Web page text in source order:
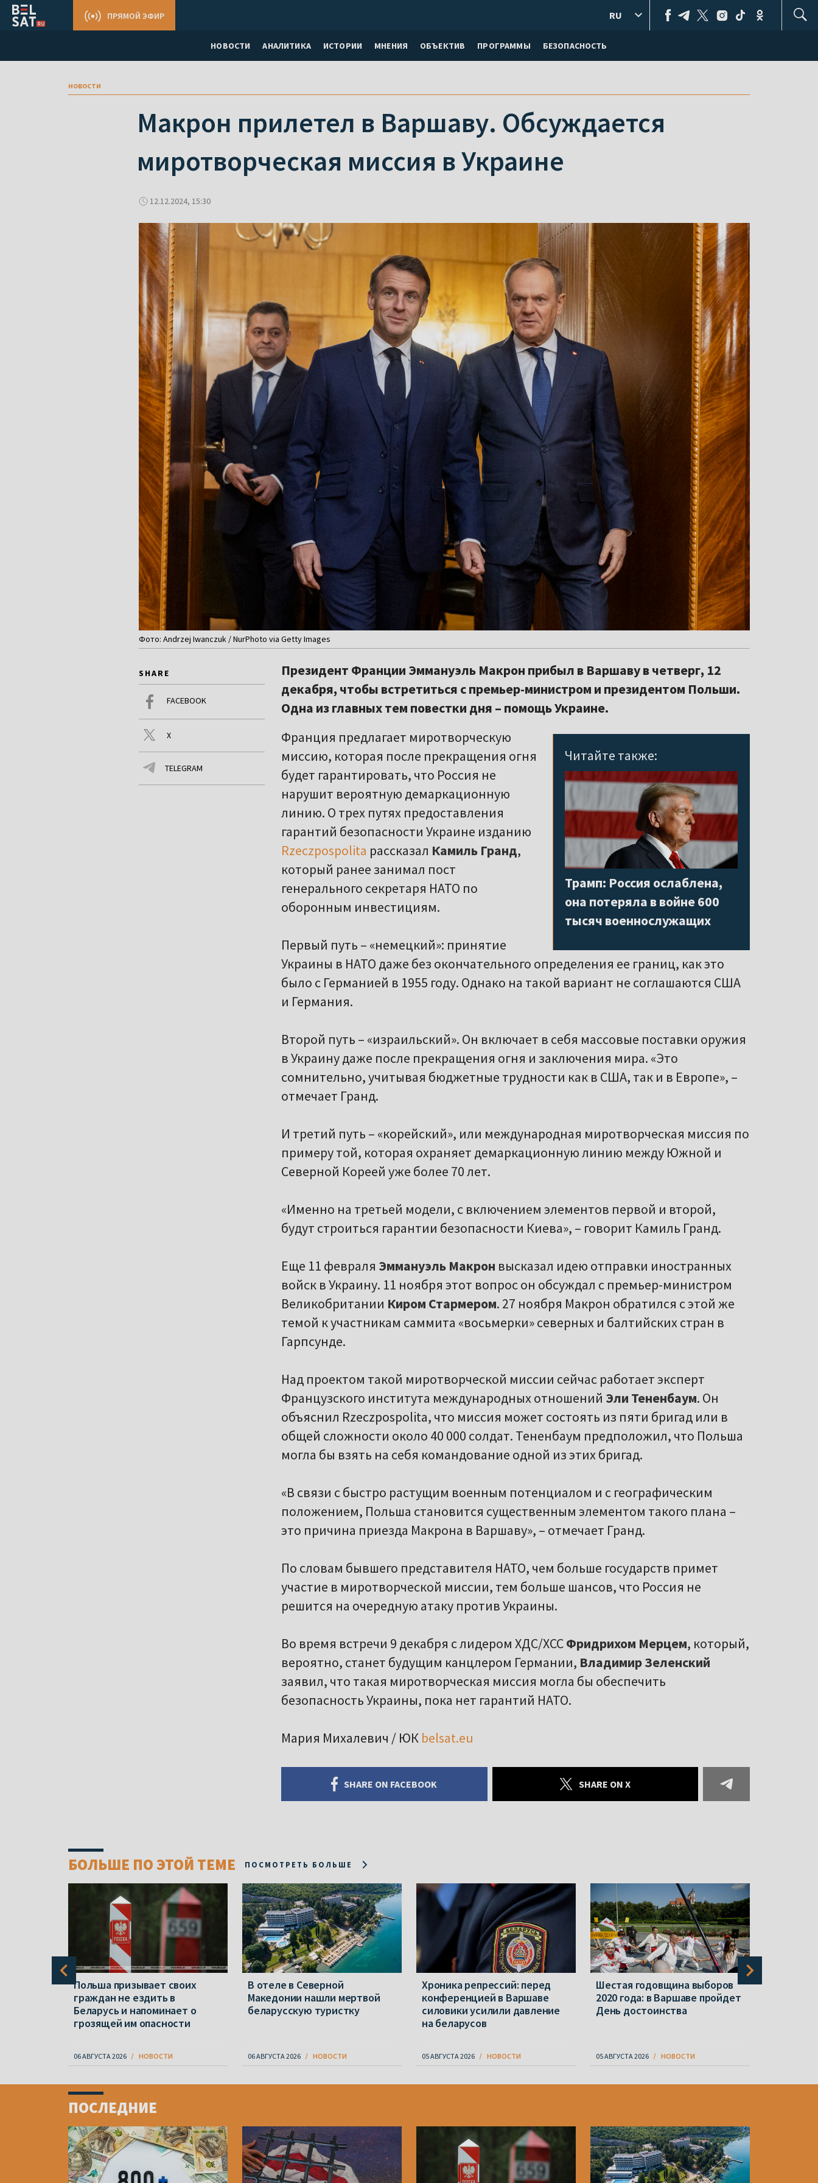
НОВОСТИ АНАЛИТИКА ИСТОРИИ МНЕНИЯ ОБЪЕКТИВ ПРОГРАММЫ БЕЗОПАСНОСТЬ
ПРЯМОЙ ЭФИР RU
новости
Макрон прилетел в Варшаву. Обсуждается
миротворческая миссия в Украине
12.12.2024, 15:30
Фото: Andrzej Iwanczuk / NurPhoto via Getty Images
SHARE
FACEBOOK
X
TELEGRAM
Президент Франции Эммануэль Макрон прибыл в Варшаву в четверг, 12
декабря, чтобы встретиться с премьер-министром и президентом Польши.
Одна из главных тем повестки дня – помощь Украине.
Читайте также:
Трамп: Россия ослаблена,
она потеряла в войне 600
тысяч военнослужащих
Франция предлагает миротворческую
миссию, которая после прекращения огня
будет гарантировать, что Россия не
нарушит вероятную демаркационную
линию. О трех путях предоставления
гарантий безопасности Украине изданию
Rzeczpospolita рассказал Камиль Гранд,
который ранее занимал пост
генерального секретаря НАТО по
оборонным инвестициям.
Первый путь – «немецкий»: принятие
Украины в НАТО даже без окончательного определения ее границ, как это
было с Германией в 1955 году. Однако на такой вариант не соглашаются США
и Германия.
Второй путь – «израильский». Он включает в себя массовые поставки оружия
в Украину даже после прекращения огня и заключения мира. «Это
сомнительно, учитывая бюджетные трудности как в США, так и в Европе», –
отмечает Гранд.
И третий путь – «корейский», или международная миротворческая миссия по
примеру той, которая охраняет демаркационную линию между Южной и
Северной Кореей уже более 70 лет.
«Именно на третьей модели, с включением элементов первой и второй,
будут строиться гарантии безопасности Киева», – говорит Камиль Гранд.
Еще 11 февраля Эммануэль Макрон высказал идею отправки иностранных
войск в Украину. 11 ноября этот вопрос он обсуждал с премьер-министром
Великобритании Киром Стармером. 27 ноября Макрон обратился с этой же
темой к участникам саммита «восьмерки» северных и балтийских стран в
Гарпсунде.
Над проектом такой миротворческой миссии сейчас работает эксперт
Французского института международных отношений Эли Тененбаум. Он
объяснил Rzeczpospolita, что миссия может состоять из пяти бригад или в
общей сложности около 40 000 солдат. Тененбаум предположил, что Польша
могла бы взять на себя командование одной из этих бригад.
«В связи с быстро растущим военным потенциалом и с географическим
положением, Польша становится существенным элементом такого плана –
это причина приезда Макрона в Варшаву», – отмечает Гранд.
По словам бывшего представителя НАТО, чем больше государств примет
участие в миротворческой миссии, тем больше шансов, что Россия не
решится на очередную атаку против Украины.
Во время встречи 9 декабря с лидером ХДС/ХССФридрихом Мерцем, который,
вероятно, станет будущим канцлером Германии, Владимир Зеленский
заявил, что такая миротворческая миссия могла бы обеспечить
безопасность Украины, пока нет гарантий НАТО.
Мария Михалевич / ЮК belsat.eu
SHARE ON FACEBOOK SHARE ON X
БОЛЬШЕ ПО ЭТОЙ ТЕМЕ ПОСМОТРЕТЬ БОЛЬШЕ
Польша призывает своих
граждан не ездить в
Беларусь и напоминает о
грозящей им опасности
06 АВГУСТА 2026 НОВОСТИ
В отеле в Северной
Македонии нашли мертвой
беларусскую туристку
06 АВГУСТА 2026 НОВОСТИ
Хроника репрессий: перед
конференцией в Варшаве
силовики усилили давление
на беларусов
05 АВГУСТА 2026 НОВОСТИ
Шестая годовщина выборов
2020 года: в Варшаве пройдет
День достоинства
05 АВГУСТА 2026 НОВОСТИ
ПОСЛЕДНИЕ